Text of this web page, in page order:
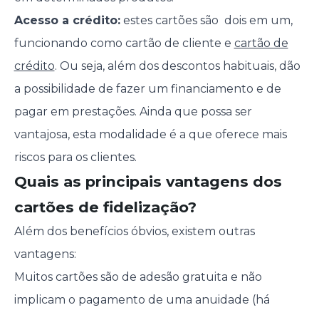
Acesso a crédito:estes cartões são dois em um,
funcionando como cartão de cliente e cartão de
crédito. Ou seja, além dos descontos habituais, dão
a possibilidade de fazer um financiamento e de
pagar em prestações. Ainda que possa ser
vantajosa, esta modalidade é a que oferece mais
riscos para os clientes.
Quais as principais vantagens dos
cartões de fidelização?
Além dos benefícios óbvios, existem outras
vantagens:
Muitos cartões são de adesão gratuita e não
implicam o pagamento de uma anuidade (há